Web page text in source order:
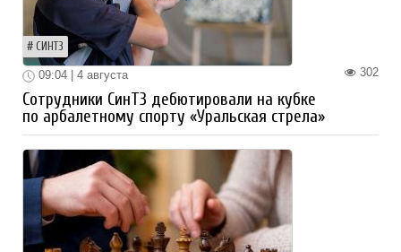
СИНТЗ
302
09:04 | 4 августа
Сотрудники СинТЗ дебютировали на кубке
по арбалетному спорту «Уральская стрела»